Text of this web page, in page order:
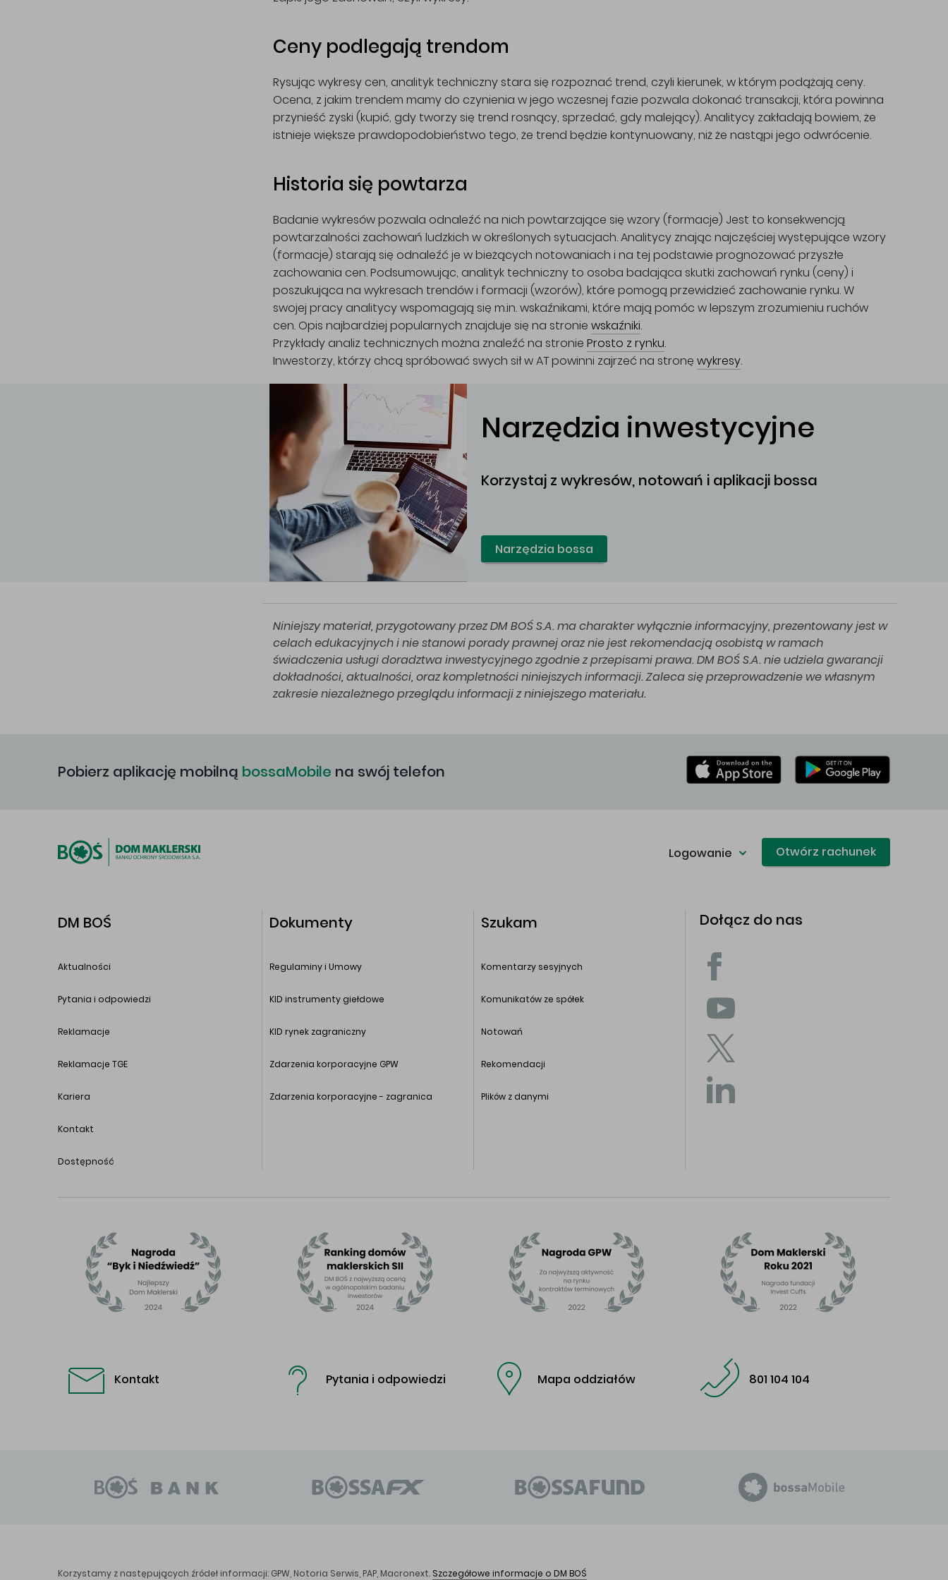
Ceny podlegają trendom
Rysując wykresy cen, analityk techniczny stara się rozpoznać trend, czyli kierunek, w którym podążają ceny.
Ocena, z jakim trendem mamy do czynienia w jego wczesnej fazie pozwala dokonać transakcji, która powinna
przynieść zyski (kupić, gdy tworzy się trend rosnący, sprzedać, gdy malejący). Analitycy zakładają bowiem, że
istnieje większe prawdopodobieństwo tego, że trend będzie kontynuowany, niż że nastąpi jego odwrócenie.
Historia się powtarza
Badanie wykresów pozwala odnaleźć na nich powtarzające się wzory (formacje) Jest to konsekwencją
powtarzalności zachowań ludzkich w określonych sytuacjach. Analitycy znając najczęściej występujące wzory
(formacje) starają się odnaleźć je w bieżących notowaniach i na tej podstawie prognozować przyszłe
zachowania cen. Podsumowując, analityk techniczny to osoba badająca skutki zachowań rynku (ceny) i
poszukująca na wykresach trendów i formacji (wzorów), które pomogą przewidzieć zachowanie rynku. W
swojej pracy analitycy wspomagają się m.in. wskaźnikami, które mają pomóc w lepszym zrozumieniu ruchów
cen. Opis najbardziej popularnych znajduje się na stronie wskaźniki.
Przykłady analiz technicznych można znaleźć na stronie Prosto z rynku.
Inwestorzy, którzy chcą spróbować swych sił w AT powinni zajrzeć na stronę wykresy.
Narzędzia inwestycyjne
Korzystaj z wykresów, notowań i aplikacji bossa
Narzędzia bossa
Niniejszy materiał, przygotowany przez DM BOŚ S.A. ma charakter wyłącznie informacyjny, prezentowany jest w
celach edukacyjnych i nie stanowi porady prawnej oraz nie jest rekomendacją osobistą w ramach
świadczenia usługi doradztwa inwestycyjnego zgodnie z przepisami prawa. DM BOŚ S.A. nie udziela gwarancji
dokładności, aktualności, oraz kompletności niniejszych informacji. Zaleca się przeprowadzenie we własnym
zakresie niezależnego przeglądu informacji z niniejszego materiału.
Pobierz aplikację mobilną bossaMobile na swój telefon
Logowanie Otwórz rachunek
DM BOŚ
Aktualności
Pytania i odpowiedzi
Reklamacje
Reklamacje TGE
Kariera
Kontakt
Dostępność
Dokumenty
Regulaminy i Umowy
KID instrumenty giełdowe
KID rynek zagraniczny
Zdarzenia korporacyjne GPW
Zdarzenia korporacyjne - zagranica
Szukam
Komentarzy sesyjnych
Komunikatów ze spółek
Notowań
Rekomendacji
Plików z danymi
Dołącz do nas
Kontakt Pytania i odpowiedzi Mapa oddziałów 801 104 104
Korzystamy z następujących źródeł informacji: GPW, Notoria Serwis, PAP, Macronext. Szczegółowe informacje o DM BOŚ